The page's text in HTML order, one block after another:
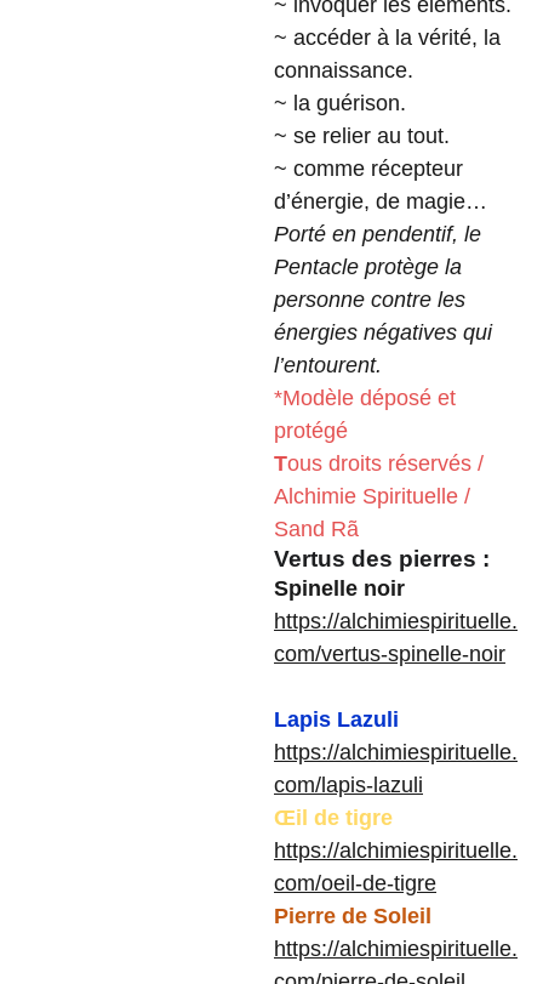
~ invoquer les éléments.
~ accéder à la vérité, la
connaissance.
~ la guérison.
~ se relier au tout.
~ comme récepteur
d’énergie, de magie…
Porté en pendentif, le
Pentacle protège la
personne contre les
énergies négatives qui
l’entourent.
*Modèle déposé et
protégé
Tous droits réservés /
Alchimie Spirituelle /
Sand Rã
Vertus des pierres :
Spinelle noir
https://alchimiespirituelle.
com/vertus-spinelle-noir
Lapis Lazuli
https://alchimiespirituelle.
com/lapis-lazuli
Œil de tigre
https://alchimiespirituelle.
com/oeil-de-tigre
Pierre de Soleil
https://alchimiespirituelle.